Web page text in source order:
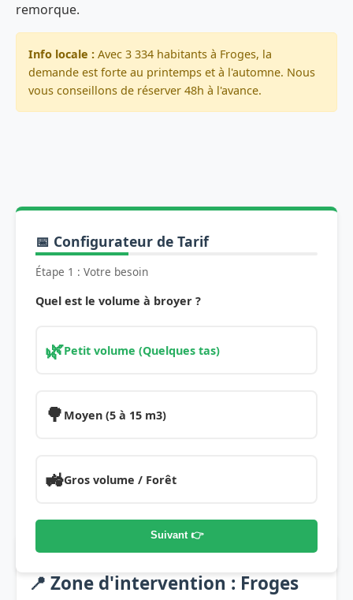
remorque.
Info locale : Avec 3 334 habitants à Froges, la
demande est forte au printemps et à l'automne. Nous
vous conseillons de réserver 48h à l'avance.
📅 Configurateur de Tarif
Étape 1 : Votre besoin
Quel est le volume à broyer ?
🌿Petit volume (Quelques tas)
🌳 Moyen (5 à 15 m3)
🚜Gros volume / Forêt
Suivant 👉
📍 Zone d'intervention : Froges